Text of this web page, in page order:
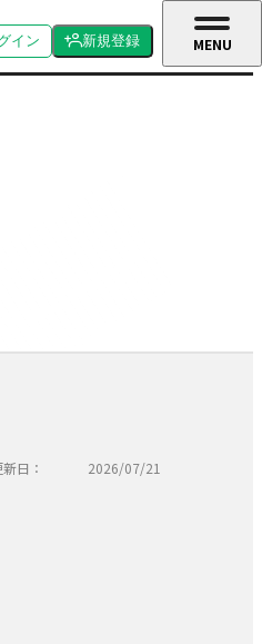
イン 新規登録
日： 2026/07/21
MENU